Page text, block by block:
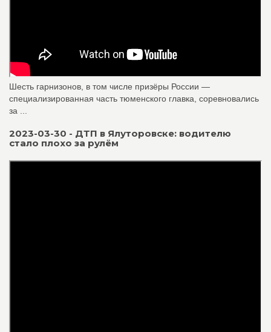
Шесть гарнизонов, в том числе призёры России —
специализированная часть тюменского главка, соревновались
за ...
2023-03-30 - ДТП в Ялуторовске: водителю
стало плохо за рулём